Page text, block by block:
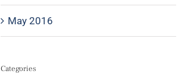
May 2016
Categories